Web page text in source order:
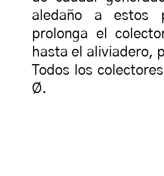
aledaño a estos
prolonga el
hasta el aliviadero,
Todos los
Ø.